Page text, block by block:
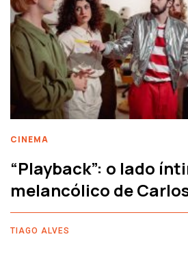
CINEMA
“Playback”: o lado
melancólico de
TIAGO ALVES